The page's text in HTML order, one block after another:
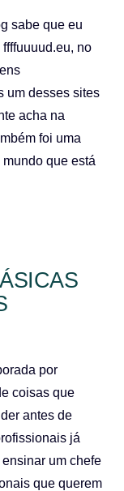
sabe que eu
no
um desses sites
acha na
foi uma
que está
por
coisas que
antes de
já
um chefe
que querem